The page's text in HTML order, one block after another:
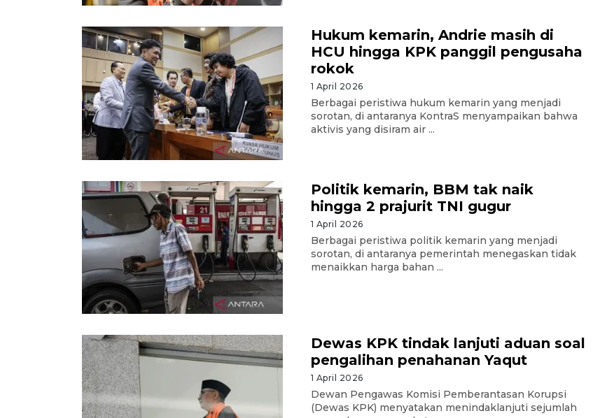
Hukum kemarin, Andrie masih di
HCU hingga KPK panggil pengusaha
rokok
1 April 2026
Berbagai peristiwa hukum kemarin yang menjadi
sorotan, di antaranya KontraS menyampaikan bahwa
aktivis yang disiram air ...
Politik kemarin, BBM tak naik
hingga 2 prajurit TNI gugur
1 April 2026
Berbagai peristiwa politik kemarin yang menjadi
sorotan, di antaranya pemerintah menegaskan tidak
menaikkan harga bahan ...
Dewas KPK tindak lanjuti aduan soal
pengalihan penahanan Yaqut
1 April 2026
Dewan Pengawas Komisi Pemberantasan Korupsi
(Dewas KPK) menyatakan menindaklanjuti sejumlah